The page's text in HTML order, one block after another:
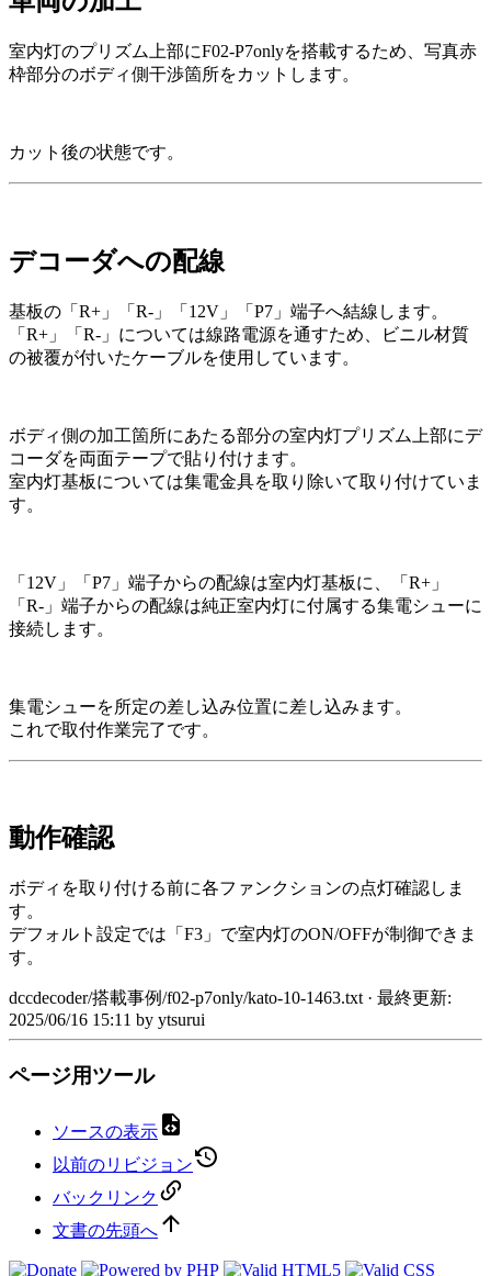
室内灯のプリズム上部にF02-P7onlyを搭載するため、写真赤
枠部分のボディ側干渉箇所をカットします。
カット後の状態です。
デコーダへの配線
基板の「R+」「R-」「12V」「P7」端子へ結線します。
「R+」「R-」については線路電源を通すため、ビニル材質
の被覆が付いたケーブルを使用しています。
ボディ側の加工箇所にあたる部分の室内灯プリズム上部にデ
コーダを両面テープで貼り付けます。
室内灯基板については集電金具を取り除いて取り付けていま
す。
「12V」「P7」端子からの配線は室内灯基板に、「R+」
「R-」端子からの配線は純正室内灯に付属する集電シューに
接続します。
集電シューを所定の差し込み位置に差し込みます。
これで取付作業完了です。
動作確認
ボディを取り付ける前に各ファンクションの点灯確認しま
す。
デフォルト設定では「F3」で室内灯のON/OFFが制御できま
す。
dccdecoder/搭載事例/f02-p7only/kato-10-1463.txt · 最終更新:
2025/06/16 15:11 by ytsurui
ページ用ツール
ソースの表示
以前のリビジョン
バックリンク
文書の先頭へ